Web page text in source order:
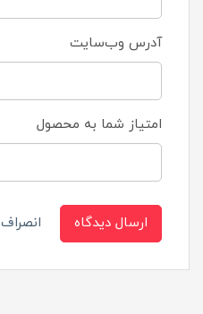
آدرس وب‌سایت
امتیاز شما به محصول
ارسال دیدگاه انصراف